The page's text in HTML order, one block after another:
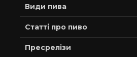
Види пива
Статті про пиво
Пресрелізи